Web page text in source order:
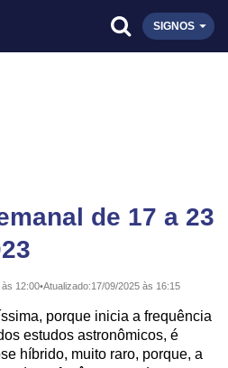
SIGNOS
de 17 a 23
às 12:00•Atualizado:17/09/2025 às 16:15
porque inicia a frequência
estudos astronômicos, é
híbrido, muito raro, porque, a